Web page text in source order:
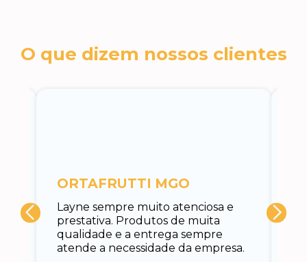
O que dizem nossos clientes
Layne sempre muito atenciosa e
prestativa. Produtos de muita
qualidade e a entrega sempre
atende a necessidade da empresa.
ORTAFRUTTI MGO